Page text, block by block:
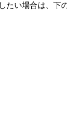
たい場合は、下